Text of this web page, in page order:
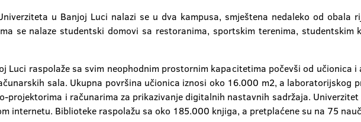
u Banjoj Luci nalazi se u dva kampusa, smještena nedaleko od obala
se nalaze studentski domovi sa restoranima, sportskim terenima, studentskim
Luci raspolaže sa svim neophodnim prostornim kapacitetima počevši od učionica
sala. Ukupna površina učionica iznosi oko 16.000 m2, a laboratorijskog
projektorima i računarima za prikazivanje digitalnih nastavnih sadržaja.
internetu. Biblioteke raspolažu sa oko 185.000 knjiga, a pretplaćene su na 75